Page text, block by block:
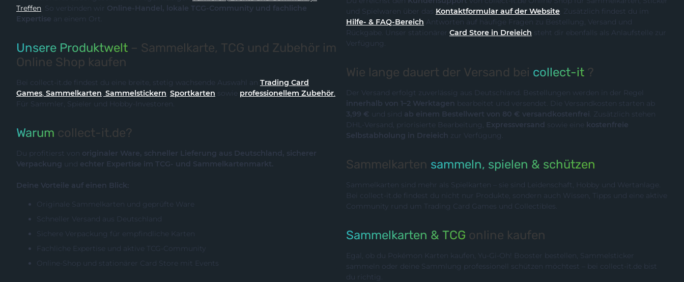
Treffen. So verbinden wir Online-Handel, lokale TCG-Community und fachliche
Expertise an einem Ort.
Unsere Produktwelt – Sammelkarte, TCG und Zubehör im
Online Shop kaufen
Bei collect-it.de findest du eine breite, stetig wachsende Auswahl an Trading Card
Games, Sammelkarten, Sammelstickern, Sportkarten sowie professionellem Zubehör.
Für Sammler, Spieler und Hobby-Investoren.
Warum collect-it.de?
Du profitierst von originaler Ware, schneller Lieferung aus Deutschland, sicherer
Verpackung und echter Expertise im TCG- und Sammelkartenmarkt.
Deine Vorteile auf einen Blick:
Originale Sammelkarten und geprüfte Ware
Schneller Versand aus Deutschland
Sichere Verpackung für empfindliche Karten
Fachliche Expertise und aktive TCG-Community
Online-Shop und stationärer Card Store mit Events
und Spielwaren über das Kontaktformular auf der Website. Zusätzlich findest du im
Hilfe- & FAQ-Bereich Antworten auf häufige Fragen zu Bestellung, Versand und
Rückgabe. Unser stationärer Card Store in Dreieich steht dir ebenfalls als Anlaufstelle zur
Verfügung.
Wie lange dauert der Versand bei collect-it ?
Der Versand erfolgt zuverlässig aus Deutschland. Bestellungen werden in der Regel
innerhalb von 1–2 Werktagen bearbeitet und versendet. Die Versandkosten starten ab
3,99 € und sind ab einem Bestellwert von 80 € versandkostenfrei. Zusätzlich stehen
DHL-Versand, priorisierte Bearbeitung, Expressversand sowie eine kostenfreie
Selbstabholung in Dreieich zur Verfügung.
Sammelkarten sammeln, spielen & schützen
Sammelkarten sind mehr als Spielkarten – sie sind Leidenschaft, Hobby und Wertanlage.
Bei collect-it.de findest du nicht nur Produkte, sondern auch Wissen, Tipps und eine aktive
Community rund um Trading Card Games und Collectibles.
Sammelkarten & TCG online kaufen
Egal, ob du Pokémon Karten kaufen, Yu-Gi-Oh! Booster bestellen, Sammelsticker
sammeln oder deine Sammlung professionell schützen möchtest – bei collect-it.de bist
du richtig.